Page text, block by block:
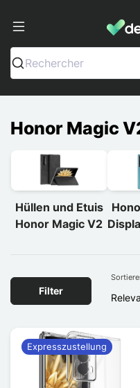
Dealy
Rechercher
Honor Magic
Hüllen und Etuis
Honor Magic V2
Filter
Expresszustellung